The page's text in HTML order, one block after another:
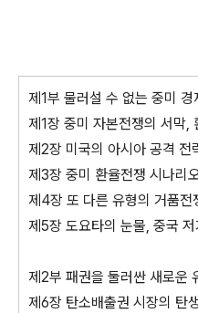
제1부 물러설 수 없는 중미 경
제1장 중미 자본전쟁의 서막,
제2장 미국의 아시아 공격 전
제3장 중미 환율전쟁 시나리
제4장 또 다른 유형의 거품전
제5장 도요타의 눈물, 중국
제2부 패권을 둘러싼 새로운
제6장 탄소배출권 시장의 탄